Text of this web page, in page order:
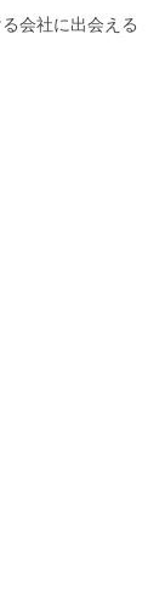
会社に出会える